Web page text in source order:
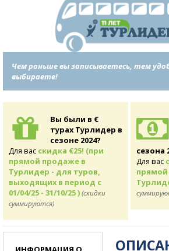
Чем раньше вы записываетесь, тем
выбираете!
Вы были в €
турах Турлидер в
сезоне 2024?
Для вас скидка €25! (при
прямой продаже в
Турлидер - для туров,
выходящих в период с
01/04/25 - 31/10/25 ) (скидки
суммируются)
сезона
Для вас